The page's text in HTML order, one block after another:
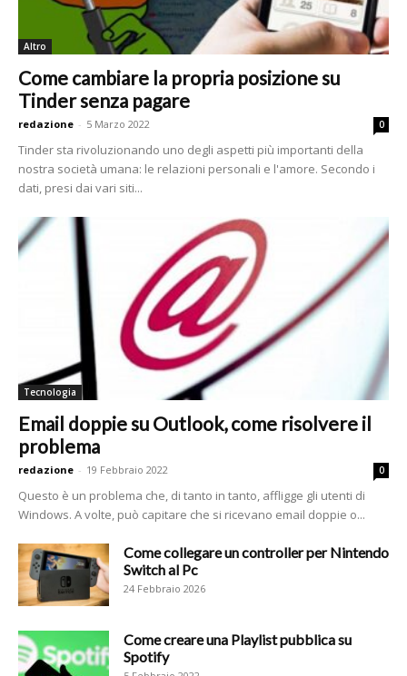
Altro
Come cambiare la propria posizione su
Tinder senza pagare
redazione - 5 Marzo 2022 0
Tinder sta rivoluzionando uno degli aspetti più importanti della
nostra società umana: le relazioni personali e l'amore. Secondo i
dati, presi dai vari siti...
Tecnologia
Email doppie su Outlook, come risolvere il
problema
redazione - 19 Febbraio 2022 0
Questo è un problema che, di tanto in tanto, affligge gli utenti di
Windows. A volte, può capitare che si ricevano email doppie o...
Come collegare un controller per Nintendo
Switch al Pc
24 Febbraio 2026
Come creare una Playlist pubblica su
Spotify